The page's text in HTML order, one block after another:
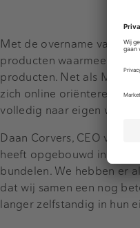
Met de overname van
producten waarmee
producten. Net als
zich online oriënteren en
volledig naar eigen wens
Daan Corvers, CEO van
heeft opgebouwd in de
bundelen. We hebben er
dat wij samen een nog
langer zelfstandig in hun